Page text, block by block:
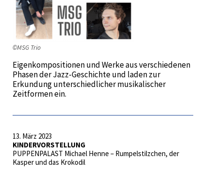
©MSG Trio
Eigenkompositionen und Werke aus verschiedenen
Phasen der Jazz-Geschichte und laden zur
Erkundung unterschiedlicher musikalischer
Zeitformen ein.
13. März 2023
KINDERVORSTELLUNG
PUPPENPALAST Michael Henne – Rumpelstilzchen, der
Kasper und das Krokodil